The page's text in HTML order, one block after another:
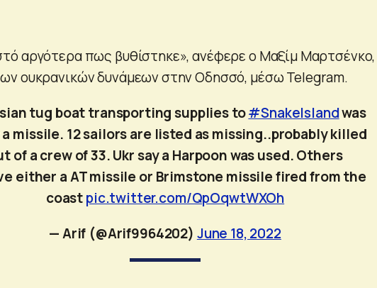
αργότερα πως βυθίστηκε», ανέφερε ο Μαξίμ Μαρτσένκο,
ουκρανικών δυνάμεων στην Οδησσό, μέσω Telegram.
tug boat transporting supplies to#SnakeIslandwas
missile. 12 sailors are listed as missing..probably killed
of a crew of 33. Ukr say a Harpoon was used. Others
either a AT missile or Brimstone missile fired from the
coastpic.twitter.com/QpOqwtWXOh
— Arif (@Arif9964202) June 18, 2022